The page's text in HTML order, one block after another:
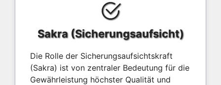
Sakra (Sicherungsaufsicht)
Die Rolle der Sicherungsaufsichtskraft
(Sakra) ist von zentraler Bedeutung für die
Gewährleistung höchster Qualität und